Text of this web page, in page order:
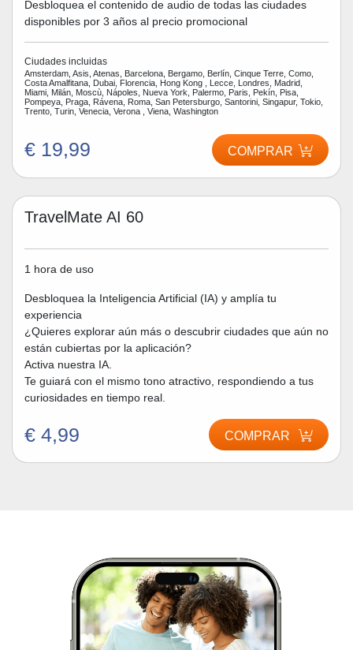
Desbloquea el contenido de audio de todas las ciudades
disponibles por 3 años al precio promocional
Ciudades incluidas
Amsterdam, Asis, Atenas, Barcelona, Bergamo, Berlín, Cinque Terre, Como,
Costa Amalfitana, Dubai, Florencia, Hong Kong , Lecce, Londres, Madrid,
Miami, Milán, Moscù, Nápoles, Nueva York, Palermo, Paris, Pekín, Pisa,
Pompeya, Praga, Rávena, Roma, San Petersburgo, Santorini, Singapur, Tokio,
Trento, Turin, Venecia, Verona , Viena, Washington
€ 19,99 COMPRAR
TravelMate AI 60
1 hora de uso
Desbloquea la Inteligencia Artificial (IA) y amplía tu
experiencia
¿Quieres explorar aún más o descubrir ciudades que aún no
están cubiertas por la aplicación?
Activa nuestra IA.
Te guiará con el mismo tono atractivo, respondiendo a tus
curiosidades en tiempo real.
€ 4,99 COMPRAR